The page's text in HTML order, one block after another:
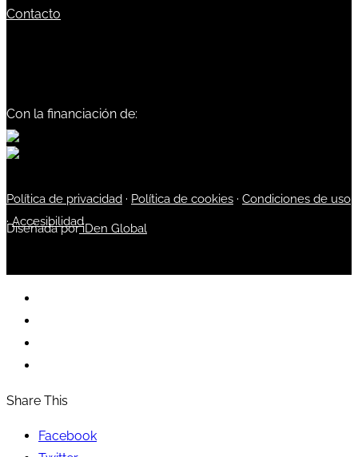
Contacto
Con la financiación de:
Política de privacidad · Política de cookies · Condiciones de uso
·Accesibilidad
Diseñada poriDen Global
Share This
Facebook